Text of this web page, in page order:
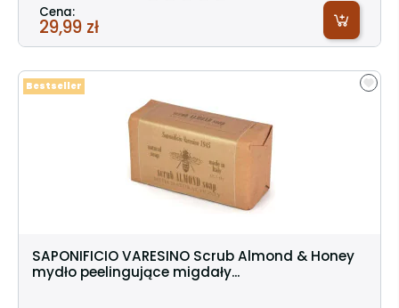
Cena:
29,99 zł
SAPONIFICIO VARESINO Scrub Almond & Honey
mydło peelingujące migdały...
Bestseller